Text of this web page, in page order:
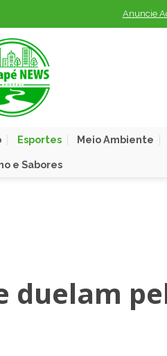
Anuncie
Esportes Meio Ambiente
e Sabores
duelam